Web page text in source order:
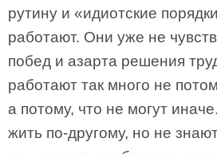
рутину и «идиотские
работают. Они уже не
побед и азарта решения
работают так много не
а потому, что не могут
жить по-другому, но не